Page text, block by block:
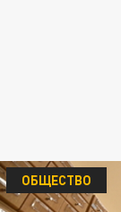
ОБЩЕСТВО